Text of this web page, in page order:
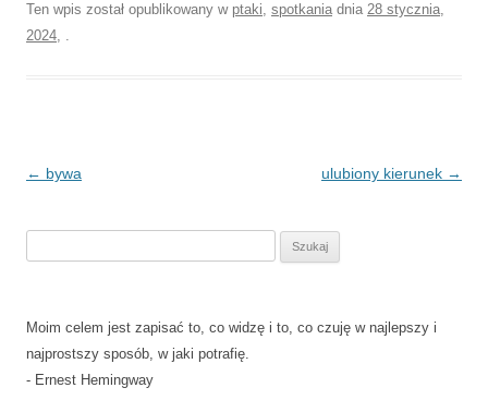
Ten wpis został opublikowany w ptaki, spotkania dnia 28 stycznia,
2024, .
Nawigacja
← bywa ulubiony kierunek →
Moim celem jest zapisać to, co widzę i to, co czuję w najlepszy i
najprostszy sposób, w jaki potrafię.
- Ernest Hemingway